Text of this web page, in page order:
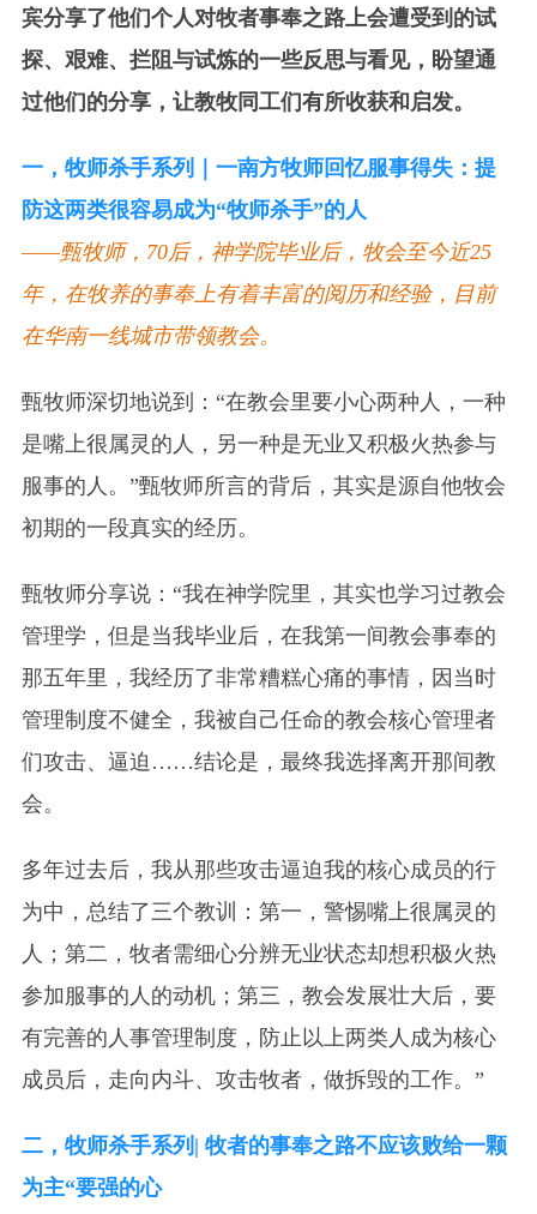
宾分享了他们个人对牧者事奉之路上会遭受到的试
探、艰难、拦阻与试炼的一些反思与看见，盼望通
过他们的分享，让教牧同工们有所收获和启发。
一，牧师杀手系列｜一南方牧师回忆服事得失：提
防这两类很容易成为“牧师杀手”的人
——甄牧师，70后，神学院毕业后，牧会至今近25
年，在牧养的事奉上有着丰富的阅历和经验，目前
在华南一线城市带领教会。
甄牧师深切地说到：“在教会里要小心两种人，一种
是嘴上很属灵的人，另一种是无业又积极火热参与
服事的人。”甄牧师所言的背后，其实是源自他牧会
初期的一段真实的经历。
甄牧师分享说：“我在神学院里，其实也学习过教会
管理学，但是当我毕业后，在我第一间教会事奉的
那五年里，我经历了非常糟糕心痛的事情，因当时
管理制度不健全，我被自己任命的教会核心管理者
们攻击、逼迫……结论是，最终我选择离开那间教
会。
多年过去后，我从那些攻击逼迫我的核心成员的行
为中，总结了三个教训：第一，警惕嘴上很属灵的
人；第二，牧者需细心分辨无业状态却想积极火热
参加服事的人的动机；第三，教会发展壮大后，要
有完善的人事管理制度，防止以上两类人成为核心
成员后，走向内斗、攻击牧者，做拆毁的工作。”
二，牧师杀手系列| 牧者的事奉之路不应该败给一颗
为主“要强的心